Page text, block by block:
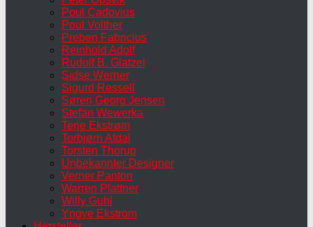
Poul Cadovius
Poul Volther
Preben Fabricius
Reinhold Adolf
Rudolf B. Glatzel
Sidse Werner
Sigurd Ressell
Søren Georg Jensen
Stefan Wewerka
Terje Ekstrøm
Torbjørn Afdal
Torsten Thorup
Unbekannter Designer
Verner Panton
Warren Plattner
Willy Guhl
Yngve Ekström